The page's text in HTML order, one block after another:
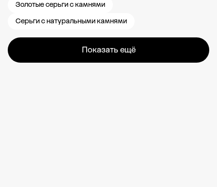
Золотые серьги с камнями
Серьги с натуральными камнями
Показать ещё